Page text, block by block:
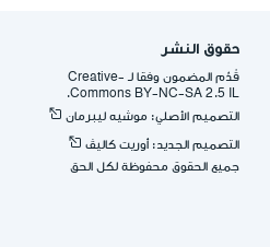
حقوق النشر
قُدِّم المضمون وفقا لـ -Creative
Commons BY-NC-SA 2.5 IL.
التصميم الأصلي: موشيه ليبرمان
التصميم الجديد: أوريت كاليڤ
جميع الحقوق محفوظة لكل الحق